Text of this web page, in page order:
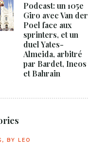
Podcast: un 105e
Giro avec Van der
Poel face aux
sprinters, et un
duel Yates-
Almeida, arbitré
par Bardet, Ineos
et Bahrain
BY LEO